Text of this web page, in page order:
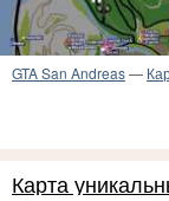
GTA San Andreas—
Карта